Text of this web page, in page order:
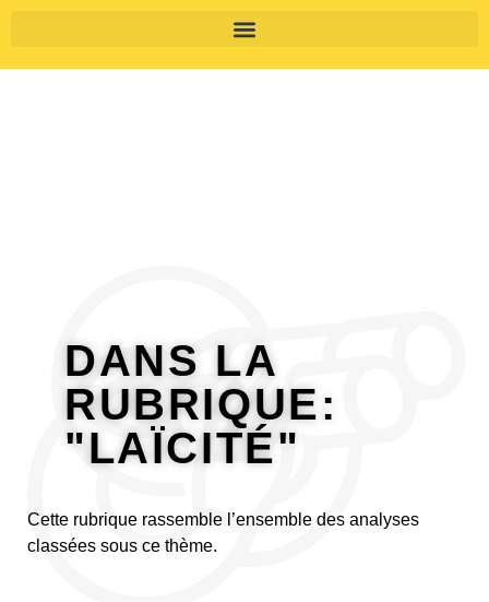
DANS LA
RUBRIQUE:
"LAÏCITÉ"
Cette rubrique rassemble l’ensemble des analyses
classées sous ce thème.